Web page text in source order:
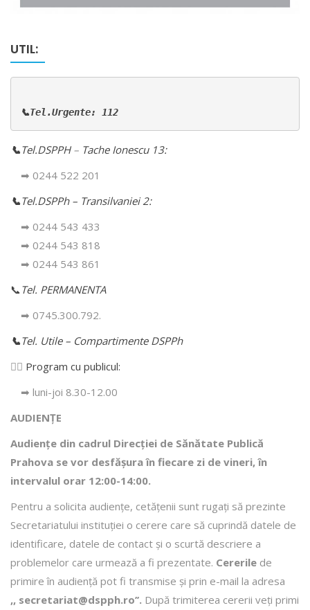
UTIL:
📞Tel.Urgente: 112
📞Tel.DSPPH – Tache Ionescu 13:
➡ 0244 522 201
📞Tel.DSPPh – Transilvaniei 2:
➡ 0244 543 433
➡ 0244 543 818
➡ 0244 543 861
📞 Tel. PERMANENTA
➡ 0745.300.792.
📞Tel. Utile – Compartimente DSPPh
👩‍⚕️ Program cu publicul:
➡ luni-joi 8.30-12.00
AUDIENȚE
Audiențe din cadrul Direcţiei de Sănătate Publică
Prahova se vor desfăşura în fiecare zi de vineri, în
intervalul orar 12:00-14:00.
Pentru a solicita audienţe, cetăţenii sunt rugaţi să prezinte
Secretariatului instituției o cerere care să cuprindă datele de
identificare, datele de contact şi o scurtă descriere a
problemelor care urmează a fi prezentate. Cererile de
primire în audienţă pot fi transmise şi prin e-mail la adresa
,, secretariat@dspph.ro’’. După trimiterea cererii veţi primi